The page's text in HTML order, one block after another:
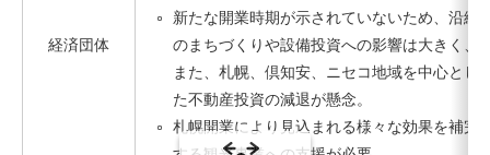
経済団体
新たな開業時期が示されていないため、沿線
のまちづくりや設備投資への影響は大きく、
また、札幌、倶知安、ニセコ地域を中心とし
た不動産投資の減退が懸念。
札幌開業により見込まれる様々な効果を補完